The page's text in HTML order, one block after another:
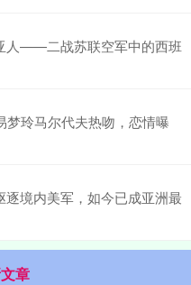
人——二战苏联空军中的西班
梦玲马尔代夫热吻，恋情曝
逐境内美军，如今已成亚洲最
章